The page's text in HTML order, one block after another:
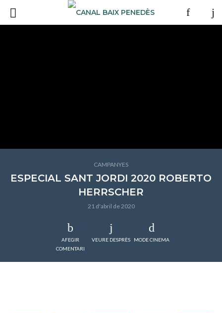
CAMPANYES
ESPECIAL SANT JORDI 2020 ROBERTO
HERRSCHER
21 d'abril de 2020
AFEGIR
COMENTARI
VEURE DESPRÈS MODE CINEMA